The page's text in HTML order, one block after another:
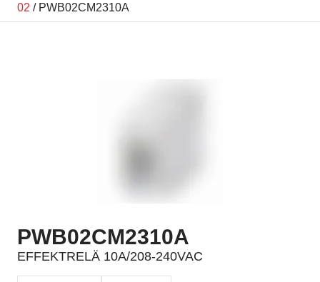
02 / PWB02CM2310A
PWB02CM2310A
EFFEKTRELÄ 10A/208-240VAC